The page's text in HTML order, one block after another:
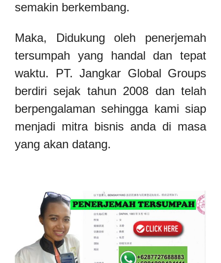
semakin berkembang.
Maka, Didukung oleh penerjemah
tersumpah yang handal dan tepat
waktu. PT. Jangkar Global Groups
berdiri sejak tahun 2008 dan telah
berpengalaman sehingga kami siap
menjadi mitra bisnis anda di masa
yang akan datang.